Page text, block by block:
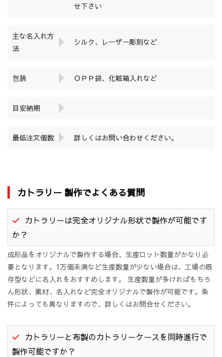
せ下さい
主な名入れ方
法
シルク、レーザー彫刻など
包装 ＯＰＰ袋、化粧箱入れなど
目安納期
最低注文個数 詳しくはお問い合わせください。
カトラリー 製作でよくある質問
カトラリーは完全オリジナル形状で製作が可能です
か？
成形品をオリジナルで製作する場合、生産ロット数量がかなり必
要となります。1万個未満など生産数量が少ない場合は、工場の既
存型などに名入れをおすすめします。 生産数量が多ければもちろ
ん形状、素材、名入れなど完全オリジナルで製作が可能です。条
件によっても異なりますので、詳しくはお問合せください。
カトラリーと布製のカトラリーケースを同時進行で
製作可能ですか？